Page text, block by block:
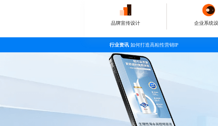
品牌宣传设计 企业系统
行业资讯 如何打造高粘性营销IP